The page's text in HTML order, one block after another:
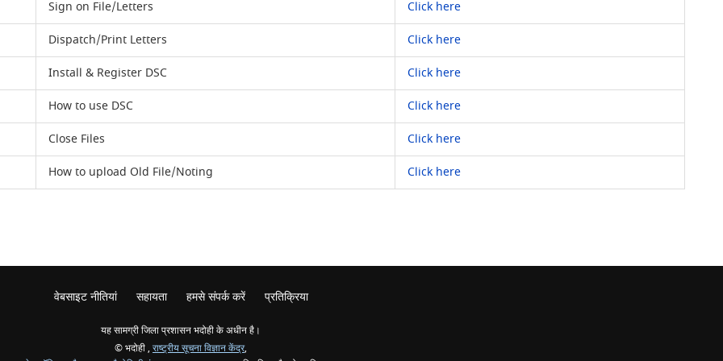
Sign on File/Letters
Click here
Dispatch/Print Letters
Click here
Install & Register DSC
Click here
How to use DSC
Click here
Close Files
Click here
How to upload Old File/Noting Click here
वेबसाइट नीतियां सहायता हमसे संपर्क करें प्रतिक्रिया
यह सामग्री जिला प्रशासन भदोही के अधीन है।
© भदोही , राष्ट्रीय सूचना विज्ञान केंद्र,